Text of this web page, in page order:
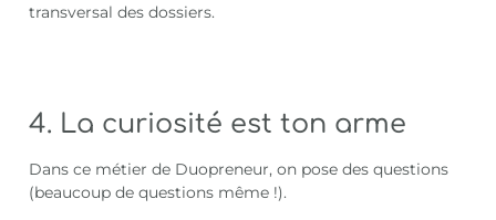
transversal des dossiers.
4. La curiosité est ton arme
Dans ce métier de Duopreneur, on pose des questions
(beaucoup de questions même !).